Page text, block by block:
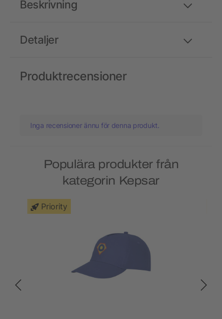
Detaljer
Beskrivning
Produktrecensioner
Inga recensioner ännu för denna produkt.
Populära produkter från
kategorin Kepsar
Priority